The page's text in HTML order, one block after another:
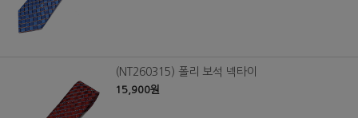
(NT260315) 폴리 보석 넥타이
15,900원